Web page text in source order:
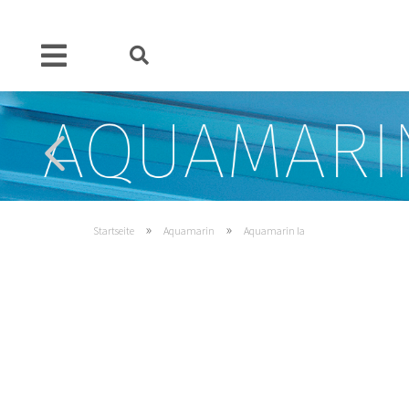
Startseite » Aquamarin » Aquamarin Ia